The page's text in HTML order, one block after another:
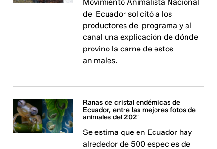
Movimiento Animalista Nacional
del Ecuador solicitó a los
productores del programa y al
canal una explicación de dónde
provino la carne de estos
animales.
Ranas de cristal endémicas de
Ecuador, entre las mejores fotos de
animales del 2021
Se estima que en Ecuador hay
alrededor de 500 especies de